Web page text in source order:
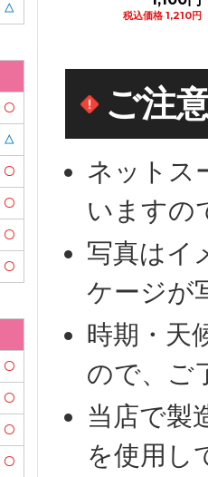
△
〇
△
〇
〇
〇
〇
〇
〇
〇
〇
税込価格 1,210円 税込価格
ご注
ネットス
いますの
写真はイ
ケージが
時期・天
ので、ご
当店で製
を使用し